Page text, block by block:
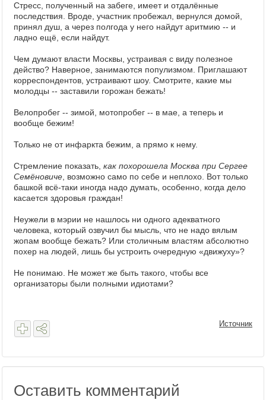
Стресс, полученный на забеге, имеет и отдалённые
последствия. Вроде, участник пробежал, вернулся домой,
принял душ, а через полгода у него найдут аритмию -- и
ладно ещё, если найдут.
Чем думают власти Москвы, устраивая с виду полезное
действо? Наверное, занимаются популизмом. Приглашают
корреспондентов, устраивают шоу. Смотрите, какие мы
молодцы -- заставили горожан бежать!
Велопробег -- зимой, мотопробег -- в мае, а теперь и
вообще бежим!
Только не от инфаркта бежим, а прямо к нему.
Стремление показать, как похорошела Москва при Сергее
Семёновиче , возможно само по себе и неплохо. Вот только
башкой всё-таки иногда надо думать, особенно, когда дело
касается здоровья граждан!
Неужели в мэрии не нашлось ни одного адекватного
человека, который озвучил бы мысль, что не надо вялым
жопам вообще бежать? Или столичным властям абсолютно
похер на людей, лишь бы устроить очередную «движуху»?
Не понимаю. Не может же быть такого, чтобы все
организаторы были полными идиотами?
Источник
Оставить комментарий